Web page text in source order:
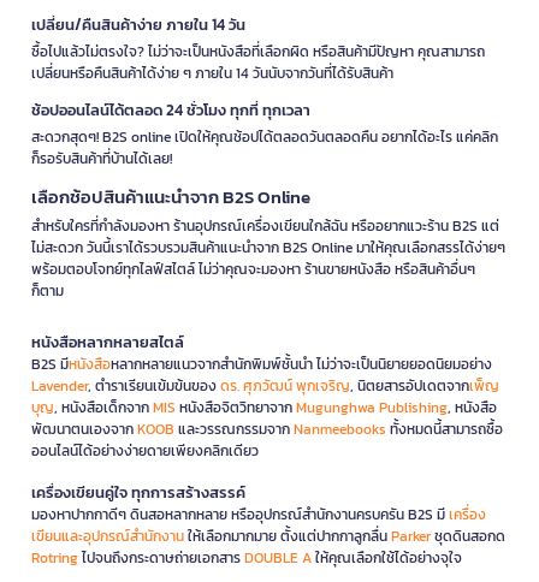
เปลี่ยน/คืนสินค้าง่าย ภายใน 14 วัน
ซื้อไปแล้วไม่ตรงใจ? ไม่ว่าจะเป็นหนังสือที่เลือกผิด หรือสินค้ามีปัญหา คุณสามารถ
เปลี่ยนหรือคืนสินค้าได้ง่าย ๆ ภายใน 14 วันนับจากวันที่ได้รับสินค้า
ช้อปออนไลน์ได้ตลอด 24 ชั่วโมง ทุกที่ ทุกเวลา
สะดวกสุดๆ! B2S online เปิดให้คุณช้อปได้ตลอดวันตลอดคืน อยากได้อะไร แค่คลิก
ก็รอรับสินค้าที่บ้านได้เลย!
เลือกช้อปสินค้าแนะนำจาก B2S Online
สำหรับใครที่กำลังมองหา ร้านอุปกรณ์เครื่องเขียนใกล้ฉัน หรืออยากแวะร้าน B2S แต่
ไม่สะดวก วันนี้เราได้รวบรวมสินค้าแนะนำจาก B2S Online มาให้คุณเลือกสรรได้ง่ายๆ
พร้อมตอบโจทย์ทุกไลฟ์สไตล์ ไม่ว่าคุณจะมองหา ร้านขายหนังสือ หรือสินค้าอื่นๆ
ก็ตาม
หนังสือหลากหลายสไตล์
B2S มีหนังสือหลากหลายแนวจากสำนักพิมพ์ชั้นนำ ไม่ว่าจะเป็นนิยายยอดนิยมอย่าง
Lavender, ตำราเรียนเข้มข้นของดร. ศุภวัฒน์ พุกเจริญ, นิตยสารอัปเดตจากเพ็ญ
บุญ, หนังสือเด็กจากMIS หนังสือจิตวิทยาจากMugunghwa Publishing, หนังสือ
พัฒนาตนเองจากKOOB และวรรณกรรมจากNanmeebooks ทั้งหมดนี้สามารถซื้อ
ออนไลน์ได้อย่างง่ายดายเพียงคลิกเดียว
เครื่องเขียนคู่ใจ ทุกการสร้างสรรค์
มองหาปากกาดีๆ ดินสอหลากหลาย หรืออุปกรณ์สำนักงานครบครัน B2S มีเครื่อง
เขียนและอุปกรณ์สำนักงานให้เลือกมากมาย ตั้งแต่ปากกาลูกลื่นParkerชุดดินสอกด
Rotringไปจนถึงกระดาษถ่ายเอกสารDOUBLE Aให้คุณเลือกใช้ได้อย่างจุใจ